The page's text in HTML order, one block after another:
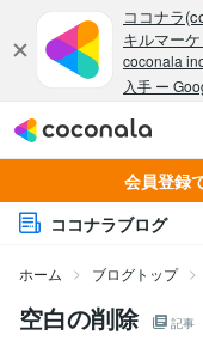
会員登録
ココナラブログ
ホーム ブログトップ
空白の削除 記事